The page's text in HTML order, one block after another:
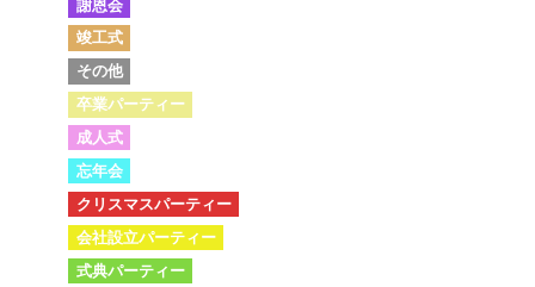
謝恩会
竣工式
その他
卒業パーティー
成人式
忘年会
クリスマスパーティー
会社設立パーティー
式典パーティー